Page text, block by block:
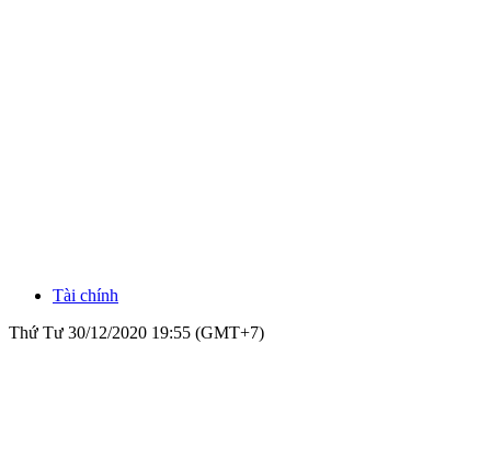
Tài chính
Thứ Tư 30/12/2020 19:55 (GMT+7)